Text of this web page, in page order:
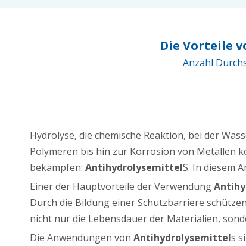
Die Vorteile
Anzahl
Hydrolyse, die chemische Reaktion, bei der
Polymeren bis hin zur Korrosion von Metallen
bekämpfen: AntihydrolysemittelS. In diesem
Einer der Hauptvorteile der Verwendung
Durch die Bildung einer Schutzbarriere
nicht nur die Lebensdauer der Materialien,
Die Anwendungen von Antihydrolysemittels